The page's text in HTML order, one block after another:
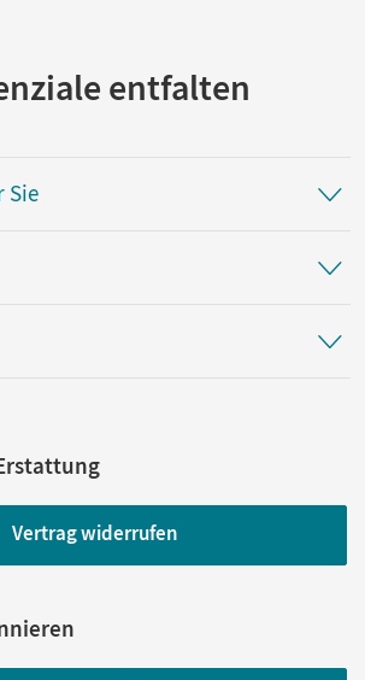
entfalten
Sie
Vertrag widerrufen